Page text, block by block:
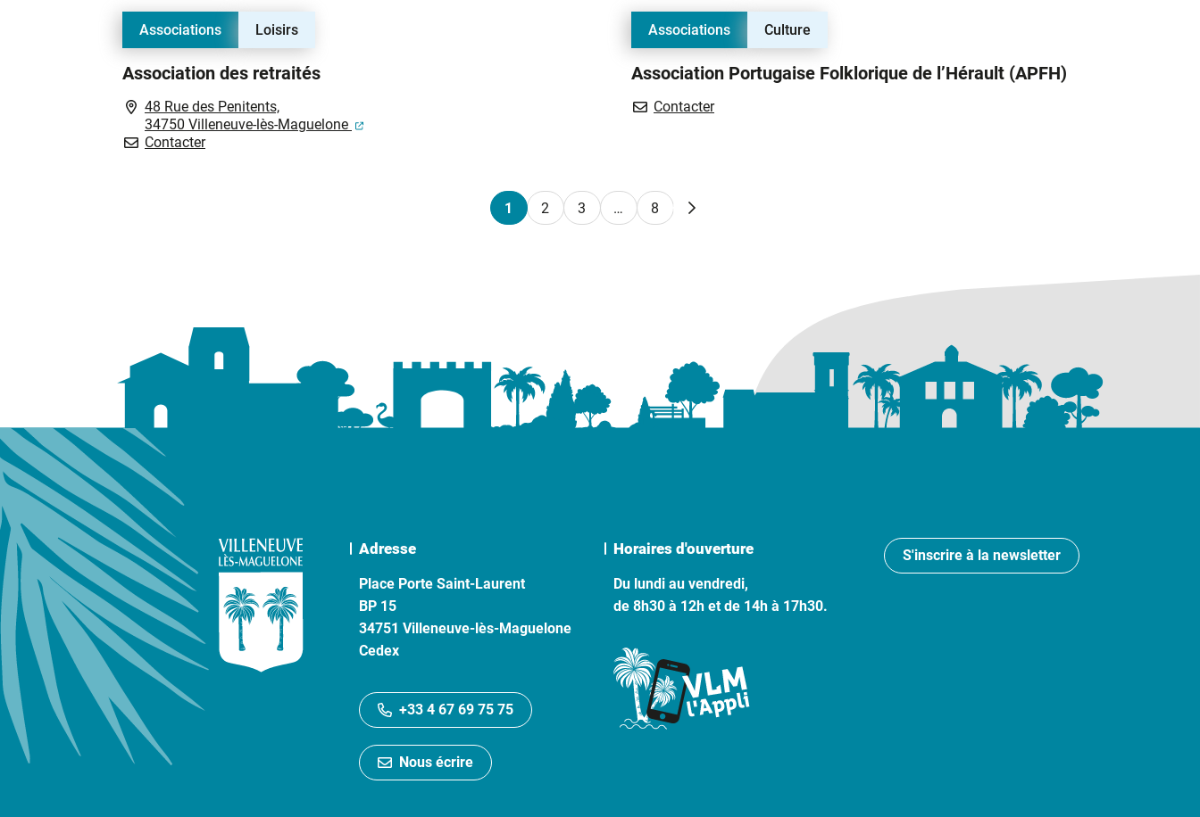
Associations Loisirs
Association des retraités
48 Rue des Penitents,
34750 Villeneuve-lès-Maguelone
(ouverture dans un nouvel onglet)
ContacterAssociation des retraités
Associations Culture
Association Portugaise Folklorique de l’Hérault (APFH)
ContacterAssociation Portugaise Folklorique de l’Hérault (APFH)
1 2 3 … 8
Page suivante
Adresse
Place Porte Saint-Laurent
BP 15
34751 Villeneuve-lès-Maguelone
Cedex
+33 4 67 69 75 75
Nous écrire
Horaires d'ouverture
Du lundi au vendredi,
de 8h30 à 12h et de 14h à 17h30.
S'inscrire à la newsletter